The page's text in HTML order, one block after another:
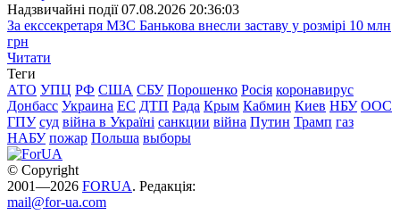
Надзвичайні події 07.08.2026 20:36:03
За екссекретаря МЗС Банькова внесли заставу у розмірі 10 млн
грн
Читати
Теги
АТО УПЦ РФ США СБУ Порошенко Росія коронавирус
Донбасс Украина ЕС ДТП Рада Крым Кабмин Киев НБУ ООС
ГПУ суд війна в Україні санкции війна Путин Трамп газ
НАБУ пожар Польша выборы
© Copyright
2001—2026 FORUA. Редакція:
mail@for-ua.com